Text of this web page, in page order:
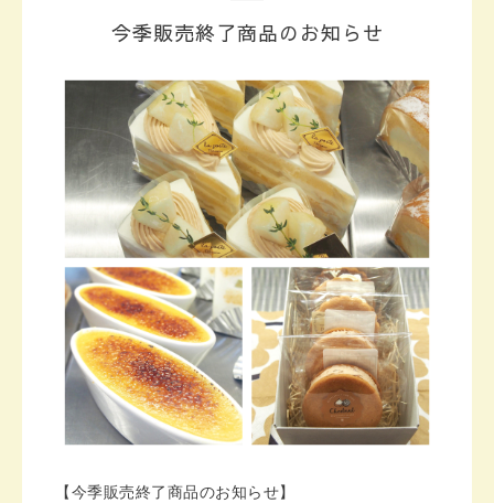
今季販売終了商品のお知らせ
【今季販売終了商品のお知らせ】